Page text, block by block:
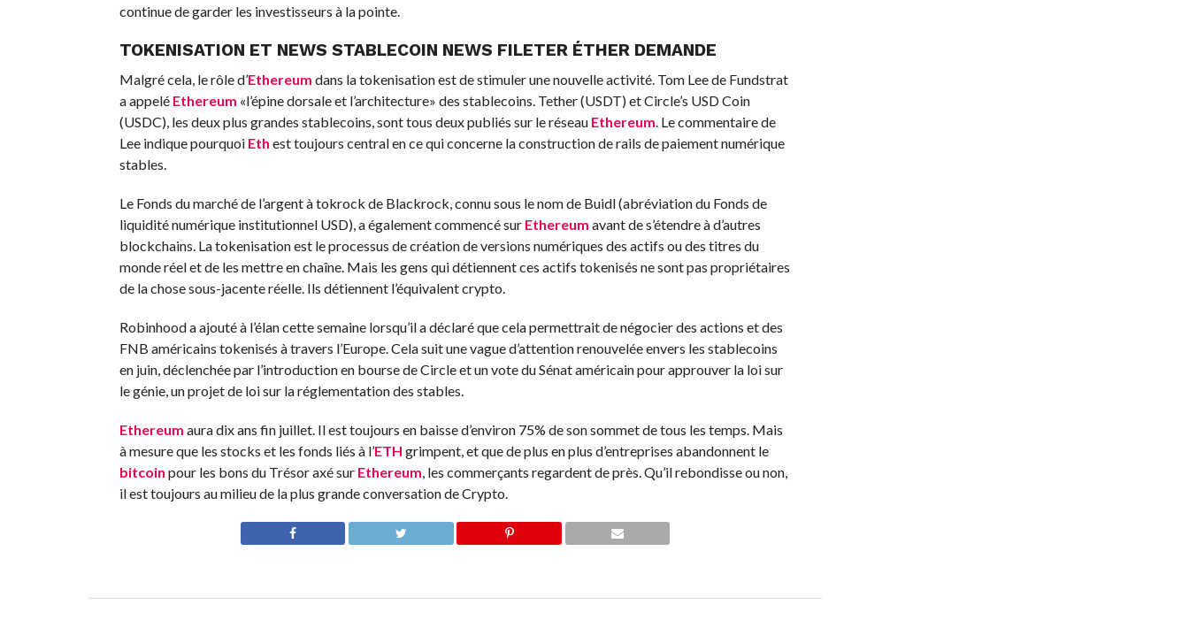
continue de garder les investisseurs à la pointe.
TOKENISATION ET NEWS STABLECOIN NEWS FILETER ÉTHER DEMANDE
Malgré cela, le rôle d’Ethereum dans la tokenisation est de stimuler une nouvelle activité. Tom Lee de Fundstrat
a appelé Ethereum «l’épine dorsale et l’architecture» des stablecoins. Tether (USDT) et Circle’s USD Coin
(USDC), les deux plus grandes stablecoins, sont tous deux publiés sur le réseau Ethereum. Le commentaire de
Lee indique pourquoi Eth est toujours central en ce qui concerne la construction de rails de paiement numérique
stables.
Le Fonds du marché de l’argent à tokrock de Blackrock, connu sous le nom de Buidl (abréviation du Fonds de
liquidité numérique institutionnel USD), a également commencé sur Ethereum avant de s’étendre à d’autres
blockchains. La tokenisation est le processus de création de versions numériques des actifs ou des titres du
monde réel et de les mettre en chaîne. Mais les gens qui détiennent ces actifs tokenisés ne sont pas propriétaires
de la chose sous-jacente réelle. Ils détiennent l’équivalent crypto.
Robinhood a ajouté à l’élan cette semaine lorsqu’il a déclaré que cela permettrait de négocier des actions et des
FNB américains tokenisés à travers l’Europe. Cela suit une vague d’attention renouvelée envers les stablecoins
en juin, déclenchée par l’introduction en bourse de Circle et un vote du Sénat américain pour approuver la loi sur
le génie, un projet de loi sur la réglementation des stables.
Ethereum aura dix ans fin juillet. Il est toujours en baisse d’environ 75% de son sommet de tous les temps. Mais
à mesure que les stocks et les fonds liés à l’ETH grimpent, et que de plus en plus d’entreprises abandonnent le
bitcoin pour les bons du Trésor axé sur Ethereum, les commerçants regardent de près. Qu’il rebondisse ou non,
il est toujours au milieu de la plus grande conversation de Crypto.